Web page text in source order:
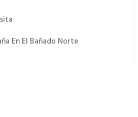
En El Bañado Norte